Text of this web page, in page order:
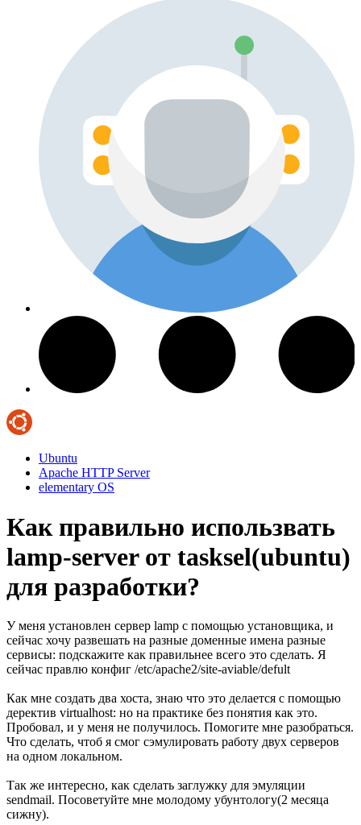
Ubuntu
Apache HTTP Server
elementary OS
Как правильно использвать
lamp-server от tasksel(ubuntu)
для разработки?
У меня установлен сервер lamp с помощью установщика, и
сейчас хочу развешать на разные доменные имена разные
сервисы: подскажите как правильнее всего это сделать. Я
сейчас правлю конфиг /etc/apache2/site-aviable/defult
Как мне создать два хоста, знаю что это делается с помощью
деректив virtualhost: но на практике без понятия как это.
Пробовал, и у меня не получилось. Помогите мне разобраться.
Что сделать, чтоб я смог сэмулировать работу двух серверов
на одном локальном.
Так же интересно, как сделать заглужку для эмуляции
sendmail. Посоветуйте мне молодому убунтологу(2 месяца
сижну).